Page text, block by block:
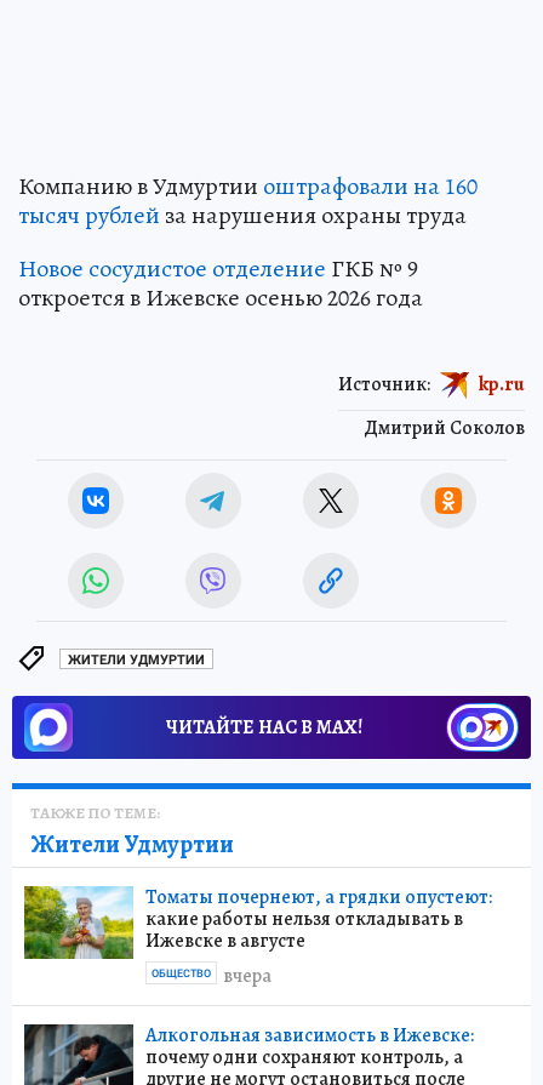
Компанию в Удмуртии оштрафовали на 160
тысяч рублей за нарушения охраны труда
Новое сосудистое отделение ГКБ № 9
откроется в Ижевске осенью 2026 года
Дмитрий Соколов
Источник: kp.ru
ЖИТЕЛИ УДМУРТИИ
ЧИТАЙТЕ НАС В МАХ!
ТАКЖЕ ПО ТЕМЕ:
Жители Удмуртии
Томаты почернеют, а грядки опустеют:
какие работы нельзя откладывать в
Ижевске в августе
вчера
ОБЩЕСТВО
Алкогольная зависимость в Ижевске:
почему одни сохраняют контроль, а
другие не могут остановиться после